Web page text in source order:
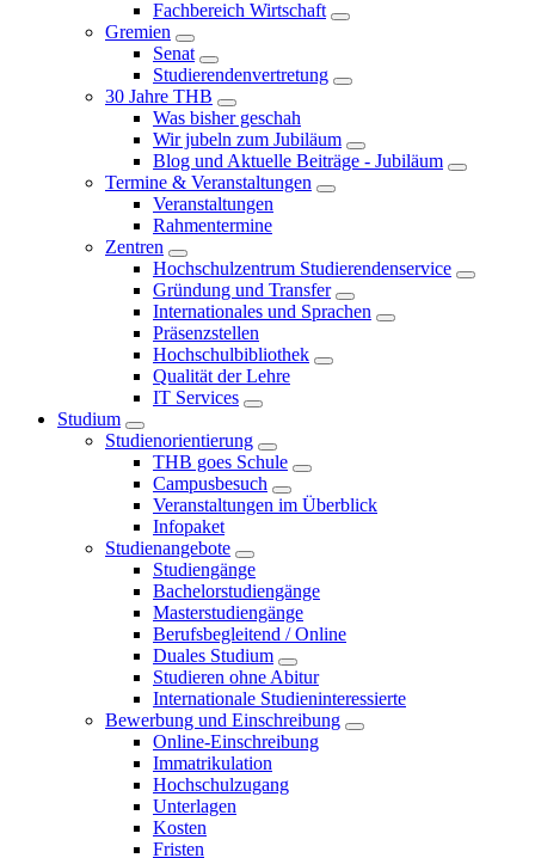
Fachbereich Wirtschaft
Gremien
Senat
Studierendenvertretung
30 Jahre THB
Was bisher geschah
Wir jubeln zum Jubiläum
Blog und Aktuelle Beiträge - Jubiläum
Termine & Veranstaltungen
Veranstaltungen
Rahmentermine
Zentren
Hochschulzentrum Studierendenservice
Gründung und Transfer
Internationales und Sprachen
Präsenzstellen
Hochschulbibliothek
Qualität der Lehre
IT Services
Studium
Studienorientierung
THB goes Schule
Campusbesuch
Veranstaltungen im Überblick
Infopaket
Studienangebote
Studiengänge
Bachelorstudiengänge
Masterstudiengänge
Berufsbegleitend / Online
Duales Studium
Studieren ohne Abitur
Internationale Studieninteressierte
Bewerbung und Einschreibung
Online-Einschreibung
Immatrikulation
Hochschulzugang
Unterlagen
Kosten
Fristen